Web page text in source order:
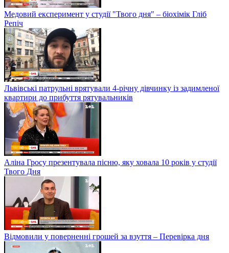
Медовий експеримент у студії "Твого дня" – біохімік Гліб
Репіч
Львівські патрульні врятували 4-річну дівчинку із задимленої
квартири до прибуття рятувальників
Аліна Гросу презентувала пісню, яку ховала 10 років у студії
Твого Дня
Відмовили у поверненні грошей за взуття – Перевірка дня